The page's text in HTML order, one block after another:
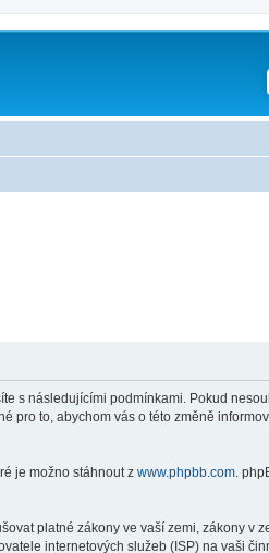
s následujícími podmínkami. Pokud
pro to, abychom vás o této změně
je možno stáhnout z www.phpbb.com .
platné zákony ve vaší zemi, zákony v
internetových služeb (ISP) na vaši